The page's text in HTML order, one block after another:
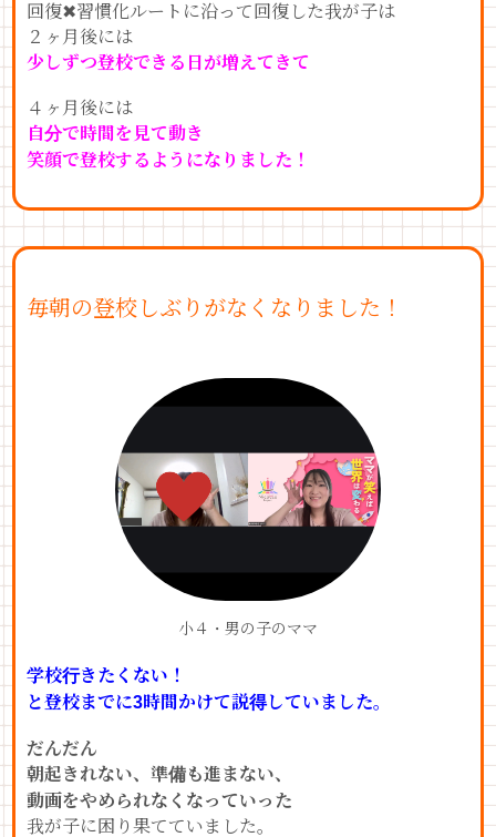
回復✖︎習慣化ルートに沿って回復した我が子は
２ヶ月後には
少しずつ登校できる日が増えてきて
４ヶ月後には
自分で時間を見て動き
笑顔で登校するようになりました！
毎朝の登校しぶりがなくなりました！
小４・男の子のママ
学校行きたくない！
と登校までに3時間かけて説得していました。
だんだん
朝起きれない、準備も進まない、
動画をやめられなくなっていった
我が子に困り果てていました。